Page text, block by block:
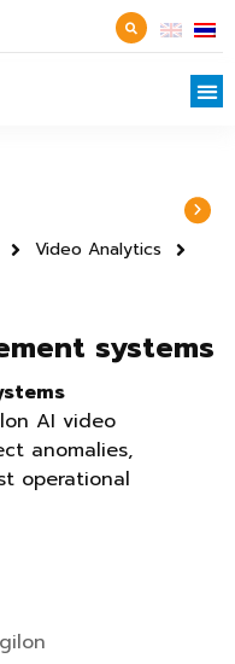
Video Analytics
systems
AI video
anomalies,
operational